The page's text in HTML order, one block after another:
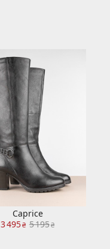
Caprice
3 495₴ 5 195₴